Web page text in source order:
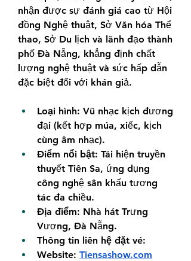
nhận được sự đánh giá cao từ Hội
đồng Nghệ thuật, Sở Văn hóa Thể
thao, Sở Du lịch và lãnh đạo thành
phố Đà Nẵng, khẳng định chất
lượng nghệ thuật và sức hấp dẫn
đặc biệt đối với khán giả.
Loại hình: Vũ nhạc kịch đương
đại (kết hợp múa, xiếc, kịch
cùng âm nhạc).
Điểm nổi bật: Tái hiện truyền
thuyết Tiên Sa, ứng dụng
công nghệ sân khấu tương
tác đa chiều.
Địa điểm: Nhà hát Trưng
Vương, Đà Nẵng.
Thông tin liên hệ đặt vé:
Website: Tiensashow.com